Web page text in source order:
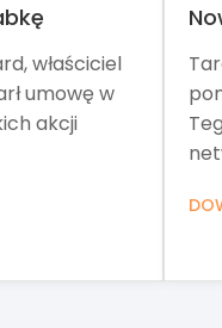
właściciel
umowę w
akcji